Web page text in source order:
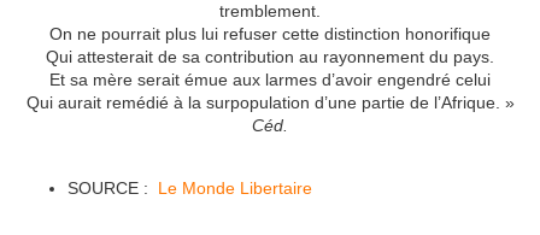
tremblement.
On ne pourrait plus lui refuser cette distinction honorifique
Qui attesterait de sa contribution au rayonnement du pays.
Et sa mère serait émue aux larmes d’avoir engendré celui
Qui aurait remédié à la surpopulation d’une partie de l’Afrique. »
Céd.
SOURCE : Le Monde Libertaire